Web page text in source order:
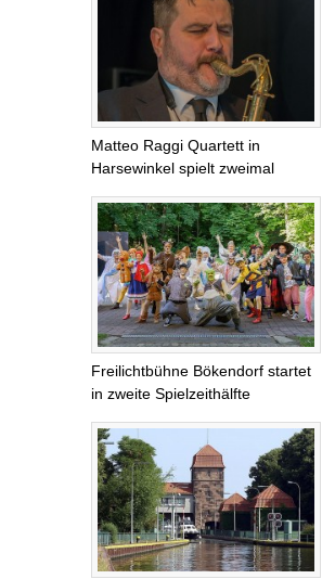
Matteo Raggi Quartett in
Harsewinkel spielt zweimal
Freilichtbühne Bökendorf startet
in zweite Spielzeithälfte